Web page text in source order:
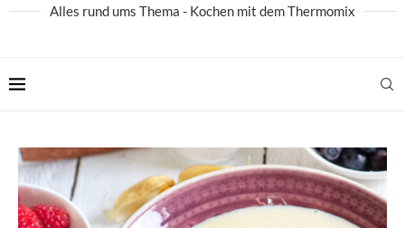
Alles rund ums Thema - Kochen mit dem Thermomix